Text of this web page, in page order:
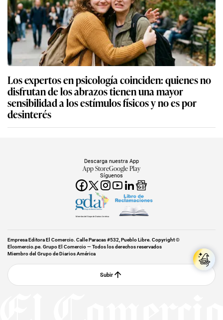
Los expertos en psicología coinciden: quienes no
disfrutan de los abrazos tienen una mayor
sensibilidad a los estímulos físicos y no es por
desinterés
Síguenos
Descarga nuestra App
App StoreGoogle Play
Miembro del Grupo de Diarios América
Empresa Editora El Comercio. Calle Paracas #532, Pueblo Libre. Copyright ©
Elcomercio.pe. Grupo El Comercio — Todos los derechos reservados
Miembro del Grupo de Diarios América
Subir